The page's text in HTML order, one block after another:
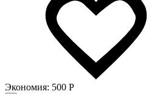
Экономия: 500 Р